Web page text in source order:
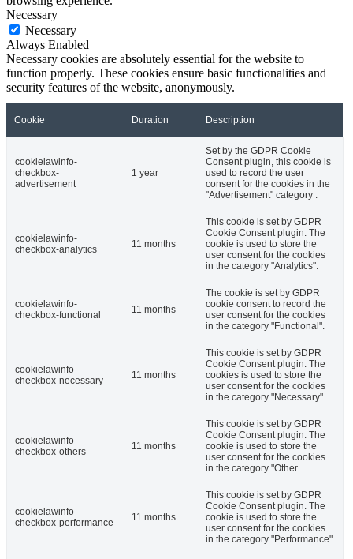
Necessary
Necessary
Always Enabled
Necessary cookies are absolutely essential for the website to
function properly. These cookies ensure basic functionalities and
security features of the website, anonymously.
Cookie Duration Description
cookielawinfo-
checkbox-
advertisement
1 year
Set by the GDPR Cookie
Consent plugin, this cookie is
used to record the user
consent for the cookies in the
"Advertisement" category .
cookielawinfo-
checkbox-analytics
11 months
This cookie is set by GDPR
Cookie Consent plugin. The
cookie is used to store the
user consent for the cookies
in the category "Analytics".
cookielawinfo-
checkbox-functional
11 months
The cookie is set by GDPR
cookie consent to record the
user consent for the cookies
in the category "Functional".
cookielawinfo-
checkbox-necessary
11 months
This cookie is set by GDPR
Cookie Consent plugin. The
cookies is used to store the
user consent for the cookies
in the category "Necessary".
cookielawinfo-
checkbox-others
11 months
This cookie is set by GDPR
Cookie Consent plugin. The
cookie is used to store the
user consent for the cookies
in the category "Other.
cookielawinfo-
checkbox-performance
11 months
This cookie is set by GDPR
Cookie Consent plugin. The
cookie is used to store the
user consent for the cookies
in the category "Performance".